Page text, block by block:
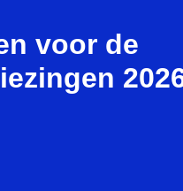
voor de